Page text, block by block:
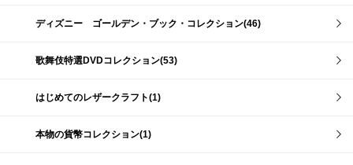
ディズニー ゴールデン・ブック・コレクション(46)
歌舞伎特選DVDコレクション(53)
はじめてのレザークラフト(1)
本物の貨幣コレクション(1)